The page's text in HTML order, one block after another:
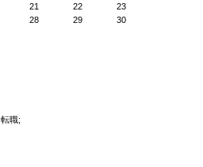
21 22
23
28 29
30
転職